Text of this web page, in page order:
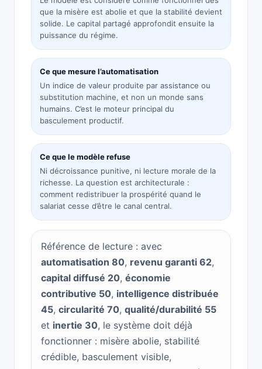
que la misère est abolie et que la stabilité devient
solide. Le capital partagé approfondit ensuite la
puissance du régime.
Ce que mesure l’automatisation
Un indice de valeur produite par assistance ou
substitution machine, et non un monde sans
humains. C’est le moteur principal du
basculement productif.
Ce que le modèle refuse
Ni décroissance punitive, ni lecture morale de la
richesse. La question est architecturale :
comment redistribuer la prospérité quand le
salariat cesse d’être le canal central.
Référence de lecture : avec
automatisation 80, revenu garanti 62,
capital diffusé 20, économie
contributive 50, intelligence distribuée
45, circularité 70, qualité/durabilité 55
et inertie 30, le système doit déjà
fonctionner : misère abolie, stabilité
crédible, basculement visible,